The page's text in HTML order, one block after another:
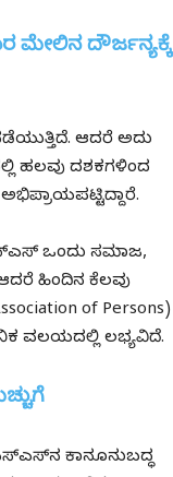
ದೌರ್ಜನ್ಯಕ್ಕೆ
ಆದರೆ ಅದು
ಹಲವು ದಶಕಗಳಿಂದ
ಒಂದು ಸಮಾಜ,
ಹಿಂದಿನ ಕೆಲವು
of Persons)
ವಲಯದಲ್ಲಿ ಲಭ್ಯವಿದೆ.
ಕಾನೂನುಬದ್ಧ